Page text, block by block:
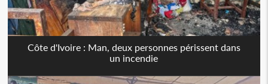
Côte d'Ivoire : Man, deux personnes périssent dans
un incendie